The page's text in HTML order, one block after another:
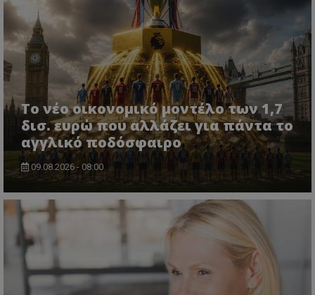
Το νέο οικονομικό μοντέλο των 1,7
δισ. ευρώ που αλλάζει για πάντα το
αγγλικό ποδόσφαιρο
09.08.2026 - 08:00